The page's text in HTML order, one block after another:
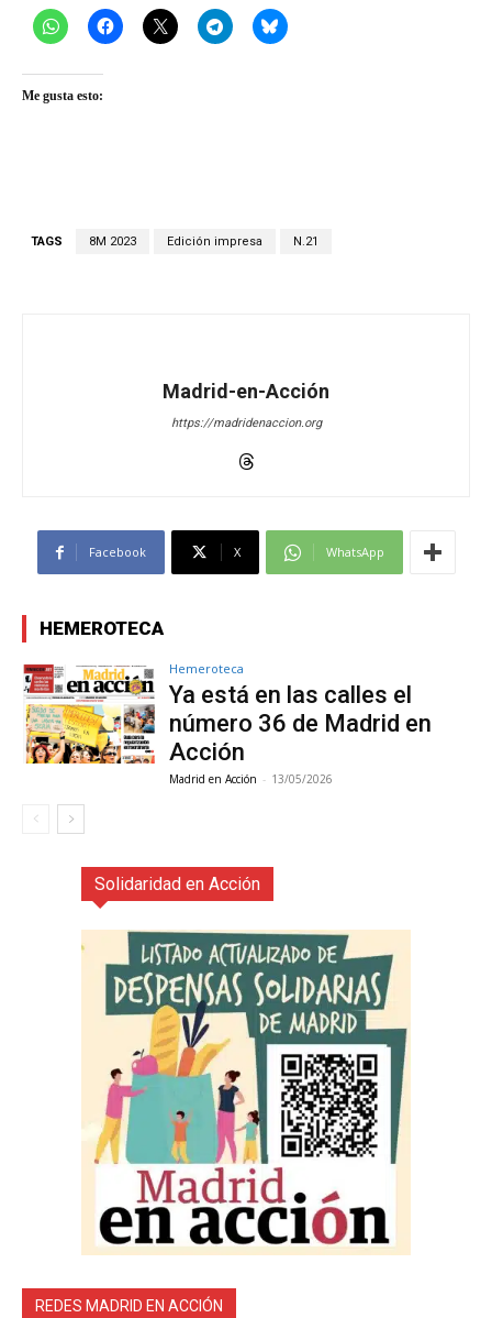
Me gusta esto:
TAGS 8M 2023 Edición impresa N.21
Madrid-en-Acción
https://madridenaccion.org
Facebook X WhatsApp
HEMEROTECA
Hemeroteca
Ya está en las calles el
número 36 de Madrid en
Acción
Madrid en Acción - 13/05/2026
Solidaridad en Acción
REDES MADRID EN ACCIÓN